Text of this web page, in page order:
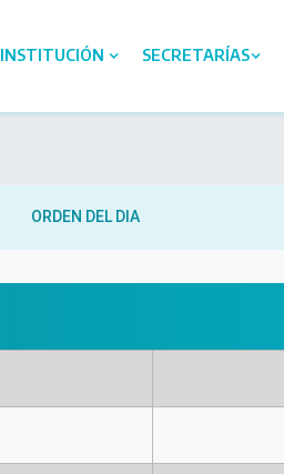
INSTITUCIÓN SECRETARÍAS
ORDEN DEL DIA